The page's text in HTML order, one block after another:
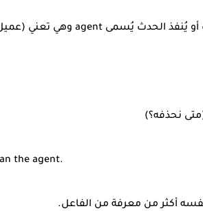
نحذفه؟)
the agent.
أكثر من معرفة من الفاعل.